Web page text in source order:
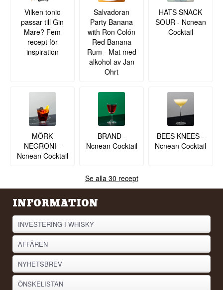
Vilken tonic
passar till Gin
Mare? Fem
recept för
inspiration
Salvadoran
Party Banana
with Ron Colón
Red Banana
Rum - Mat med
alkohol av Jan
Ohrt
HATS SNACK
SOUR - Ncnean
Cocktail
MÖRK
NEGRONI -
Ncnean Cocktail
BRAND -
Ncnean Cocktail
BEES KNEES -
Ncnean Cocktail
Se alla 30 recept
INFORMATION
INVESTERING I WHISKY
AFFÄREN
NYHETSBREV
ÖNSKELISTAN